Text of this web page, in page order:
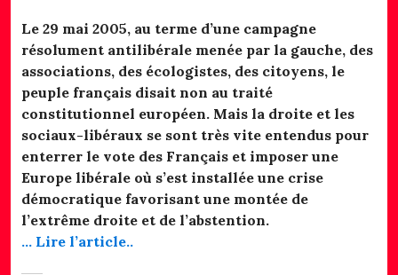
Le 29 mai 2005, au terme d’une campagne
résolument antilibérale menée par la gauche, des
associations, des écologistes, des citoyens, le
peuple français disait non au traité
constitutionnel européen. Mais la droite et les
sociaux-libéraux se sont très vite entendus pour
enterrer le vote des Français et imposer une
Europe libérale où s’est installée une crise
démocratique favorisant une montée de
l’extrême droite et de l’abstention.
… Lire l’article..